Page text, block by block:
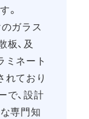
。
ガラス
、及
ミネート
れており
で、設計
専門知